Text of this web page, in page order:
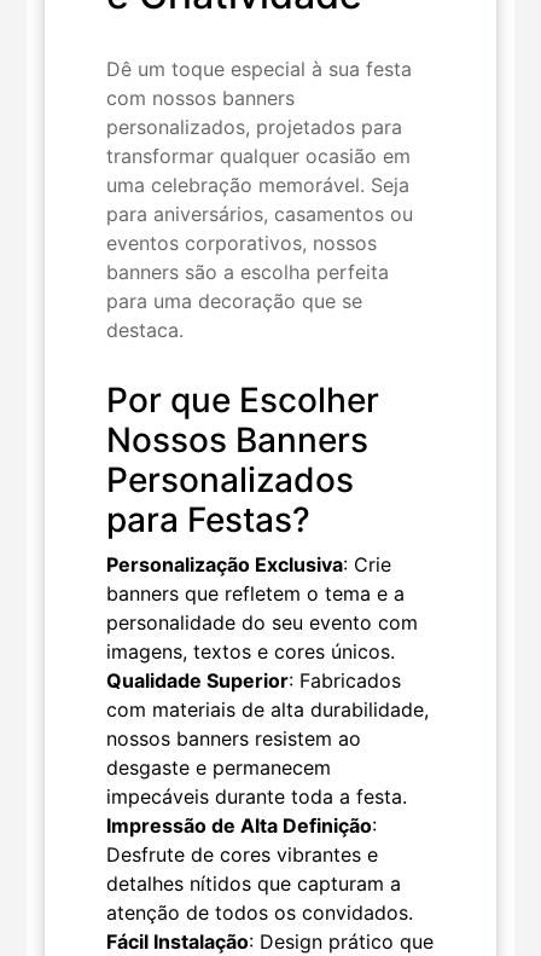
Dê um toque especial à sua festa
com nossos banners
personalizados, projetados para
transformar qualquer ocasião em
uma celebração memorável. Seja
para aniversários, casamentos ou
eventos corporativos, nossos
banners são a escolha perfeita
para uma decoração que se
destaca.
Por que Escolher
Nossos Banners
Personalizados
para Festas?
Personalização Exclusiva: Crie
banners que refletem o tema e a
personalidade do seu evento com
imagens, textos e cores únicos.
Qualidade Superior: Fabricados
com materiais de alta durabilidade,
nossos banners resistem ao
desgaste e permanecem
impecáveis durante toda a festa.
Impressão de Alta Definição:
Desfrute de cores vibrantes e
detalhes nítidos que capturam a
atenção de todos os convidados.
Fácil Instalação: Design prático que